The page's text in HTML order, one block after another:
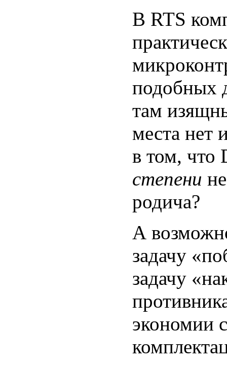
В RTS
подобных
там
места нет
в том, что
степени
родича?
А
задачу
задачу
экономии